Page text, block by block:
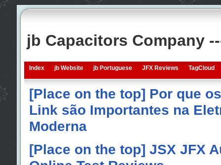
jb Capacitors Company
Index jb Website jb Portuguese JFX Reviews TagCloud
[Place on the top] Por que
Link são Importantes na
Moderna
[Place on the top] JSX JFX